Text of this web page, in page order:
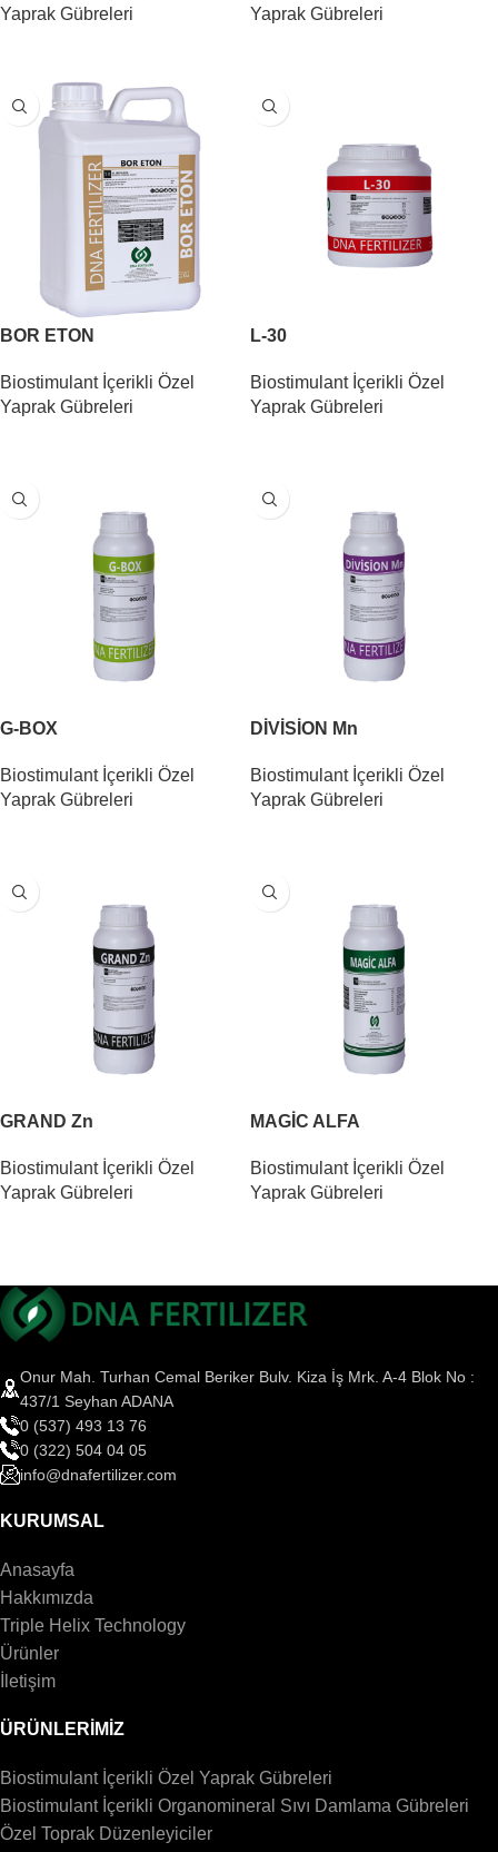
Yaprak Gübreleri
Yaprak Gübreleri
BOR ETON
Biostimulant İçerikli Özel
Yaprak Gübreleri
L-30
Biostimulant İçerikli Özel
Yaprak Gübreleri
G-BOX
Biostimulant İçerikli Özel
Yaprak Gübreleri
DİVİSİON Mn
Biostimulant İçerikli Özel
Yaprak Gübreleri
GRAND Zn
Biostimulant İçerikli Özel
Yaprak Gübreleri
MAGİC ALFA
Biostimulant İçerikli Özel
Yaprak Gübreleri
Onur Mah. Turhan Cemal Beriker Bulv. Kiza İş Mrk. A-4 Blok No :
437/1 Seyhan ADANA
0 (537) 493 13 76
0 (322) 504 04 05
info@dnafertilizer.com
KURUMSAL
Anasayfa
Hakkımızda
Triple Helix Technology
Ürünler
İletişim
ÜRÜNLERİMİZ
Biostimulant İçerikli Özel Yaprak Gübreleri
Biostimulant İçerikli Organomineral Sıvı Damlama Gübreleri
Özel Toprak Düzenleyiciler